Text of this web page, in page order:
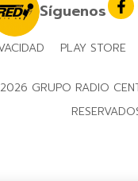
Síguenos
PLAY STORE
GRUPO RADIO